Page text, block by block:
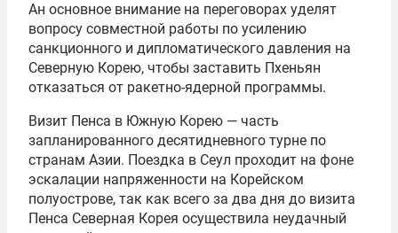
Ан основное внимание на переговорах уделят
вопросу совместной работы по усилению
санкционного и дипломатического давления на
Северную Корею, чтобы заставить Пхеньян
отказаться от ракетно-ядерной программы.
Визит Пенса в Южную Корею — часть
запланированного десятидневного турне по
странам Азии. Поездка в Сеул проходит на фоне
эскалации напряженности на Корейском
полуострове, так как всего за два дня до визита
Пенса Северная Корея осуществила неудачный